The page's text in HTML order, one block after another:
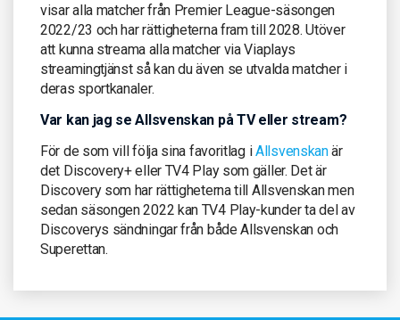
visar alla matcher från Premier League-säsongen
2022/23 och har rättigheterna fram till 2028. Utöver
att kunna streama alla matcher via Viaplays
streamingtjänst så kan du även se utvalda matcher i
deras sportkanaler.
Var kan jag se Allsvenskan på TV eller stream?
För de som vill följa sina favoritlag iAllsvenskanär
det Discovery+ eller TV4 Play som gäller. Det är
Discovery som har rättigheterna till Allsvenskan men
sedan säsongen 2022 kan TV4 Play-kunder ta del av
Discoverys sändningar från både Allsvenskan och
Superettan.